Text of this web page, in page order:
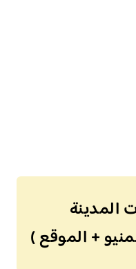
+ الموقع )